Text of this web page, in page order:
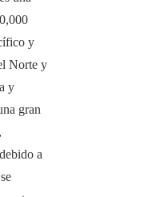
y
Norte y
y
gran
a